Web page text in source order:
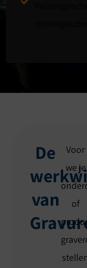
De
van
Voor
we je
of